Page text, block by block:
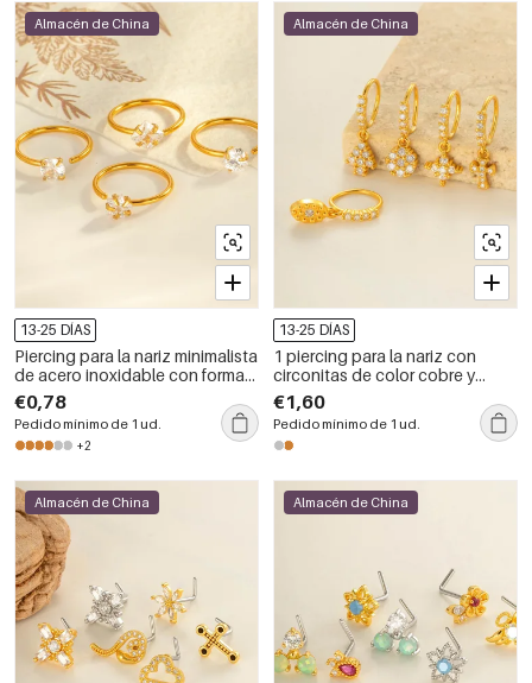
Almacén de China
13-25 DÍAS
Piercing para la nariz minimalista
de acero inoxidable con forma
de círculo y rectángulo,
resistente al agua, color dorado
y circonita para mujer.
€0,78
Pedido mínimo de 1 ud.
+2
Almacén de China
13-25 DÍAS
1 piercing para la nariz con
circonitas de color cobre y
dorado.
€1,60
Pedido mínimo de 1 ud.
Almacén de China Almacén de China